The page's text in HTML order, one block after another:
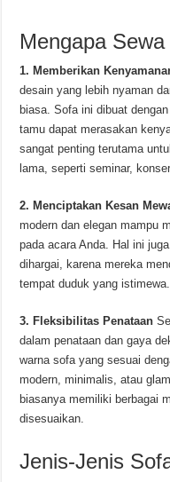
Mengapa
1. Memberikan
desain yang lebih nyaman
biasa. Sofa ini dibuat
tamu dapat merasakan
sangat penting terutama
lama, seperti seminar,
2. Menciptakan Kesan
modern dan elegan mampu
pada acara Anda. Hal ini
dihargai, karena mereka
tempat duduk yang istimewa.
3. Fleksibilitas Penataan
dalam penataan dan gaya
warna sofa yang sesuai
modern, minimalis, atau
biasanya memiliki berbagai
disesuaikan.
Jenis-Jenis